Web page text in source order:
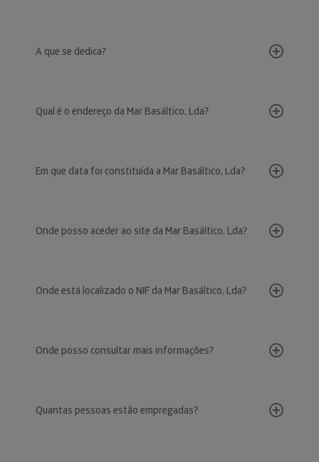
A que se dedica?
Qual é o endereço da Mar Basáltico, Lda?
Em que data foi constituída a Mar Basáltico, Lda?
Onde posso aceder ao site da Mar Basáltico, Lda?
Onde está localizado o NIF da Mar Basáltico, Lda?
Onde posso consultar mais informações?
Quantas pessoas estão empregadas?